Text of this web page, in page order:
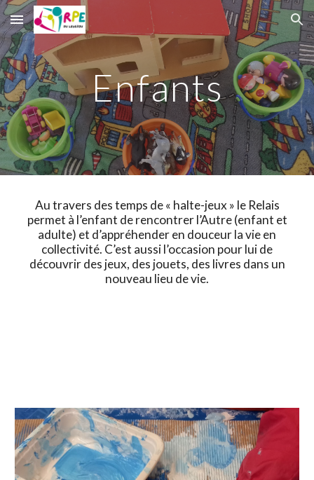
Skip to main content Skip to navigation
Enfants
Au travers des temps de « halte-jeux » le Relais
permet à l’enfant de rencontrer l’Autre (enfant et
adulte) et d’appréhender en douceur la vie en
collectivité. C’est aussi l’occasion pour lui de
découvrir des jeux, des jouets, des livres dans un
nouveau lieu de vie.